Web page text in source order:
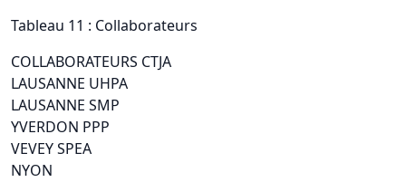
Tableau 11 : Collaborateurs
COLLABORATEURS CTJA
LAUSANNE UHPA
LAUSANNE SMP
YVERDON PPP
VEVEY SPEA
NYON